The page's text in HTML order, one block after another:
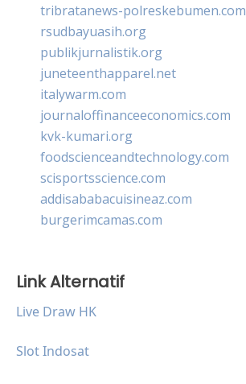
tribratanews-polreskebumen.com
rsudbayuasih.org
publikjurnalistik.org
juneteenthapparel.net
italywarm.com
journaloffinanceeconomics.com
kvk-kumari.org
foodscienceandtechnology.com
scisportsscience.com
addisababacuisineaz.com
burgerimcamas.com
Link Alternatif
Live Draw HK
Slot Indosat